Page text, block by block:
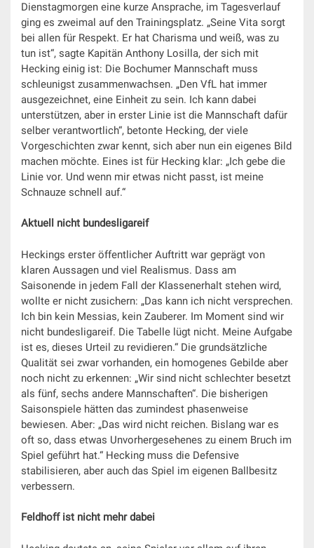
Dienstagmorgen eine kurze Ansprache, im Tagesverlauf
ging es zweimal auf den Trainingsplatz. „Seine Vita sorgt
bei allen für Respekt. Er hat Charisma und weiß, was zu
tun ist“, sagte Kapitän Anthony Losilla, der sich mit
Hecking einig ist: Die Bochumer Mannschaft muss
schleunigst zusammenwachsen. „Den VfL hat immer
ausgezeichnet, eine Einheit zu sein. Ich kann dabei
unterstützen, aber in erster Linie ist die Mannschaft dafür
selber verantwortlich“, betonte Hecking, der viele
Vorgeschichten zwar kennt, sich aber nun ein eigenes Bild
machen möchte. Eines ist für Hecking klar: „Ich gebe die
Linie vor. Und wenn mir etwas nicht passt, ist meine
Schnauze schnell auf.“
Aktuell nicht bundesligareif
Heckings erster öffentlicher Auftritt war geprägt von
klaren Aussagen und viel Realismus. Dass am
Saisonende in jedem Fall der Klassenerhalt stehen wird,
wollte er nicht zusichern: „Das kann ich nicht versprechen.
Ich bin kein Messias, kein Zauberer. Im Moment sind wir
nicht bundesligareif. Die Tabelle lügt nicht. Meine Aufgabe
ist es, dieses Urteil zu revidieren.“ Die grundsätzliche
Qualität sei zwar vorhanden, ein homogenes Gebilde aber
noch nicht zu erkennen: „Wir sind nicht schlechter besetzt
als fünf, sechs andere Mannschaften“. Die bisherigen
Saisonspiele hätten das zumindest phasenweise
bewiesen. Aber: „Das wird nicht reichen. Bislang war es
oft so, dass etwas Unvorhergesehenes zu einem Bruch im
Spiel geführt hat.“ Hecking muss die Defensive
stabilisieren, aber auch das Spiel im eigenen Ballbesitz
verbessern.
Feldhoff ist nicht mehr dabei